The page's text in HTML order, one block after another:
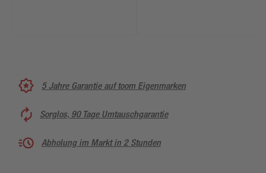
5 Jahre Garantie auf toom Eigenmarken
Sorglos, 90 Tage Umtauschgarantie
Abholung im Markt in 2 Stunden